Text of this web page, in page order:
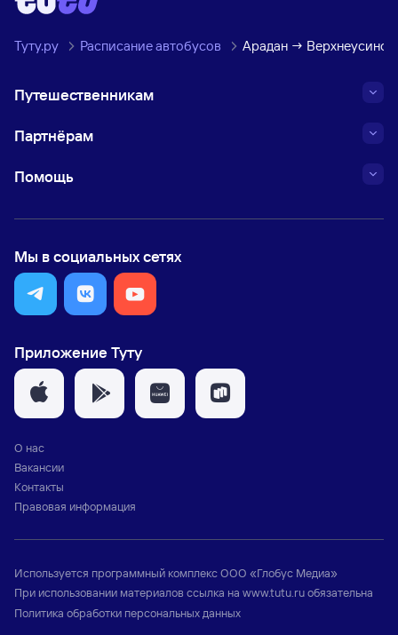
Туту.ру Расписание автобусов Арадан →
Путешественникам
Партнёрам
Помощь
Мы в социальных сетях
Приложение Туту
О нас
Вакансии
Контакты
Правовая информация
Используется программный комплексООО «Глобус Медиа»
При использовании материалов ссылка на www.tutu.ruобязательна
Политика обработки персональных данных